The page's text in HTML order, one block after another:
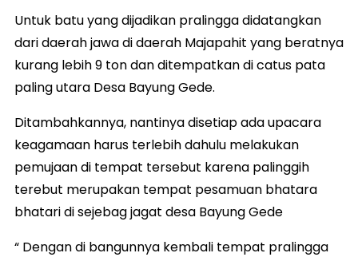
Untuk batu yang dijadikan pralingga didatangkan
dari daerah jawa di daerah Majapahit yang beratnya
kurang lebih 9 ton dan ditempatkan di catus pata
paling utara Desa Bayung Gede.
Ditambahkannya, nantinya disetiap ada upacara
keagamaan harus terlebih dahulu melakukan
pemujaan di tempat tersebut karena palinggih
terebut merupakan tempat pesamuan bhatara
bhatari di sejebag jagat desa Bayung Gede
“ Dengan di bangunnya kembali tempat pralingga